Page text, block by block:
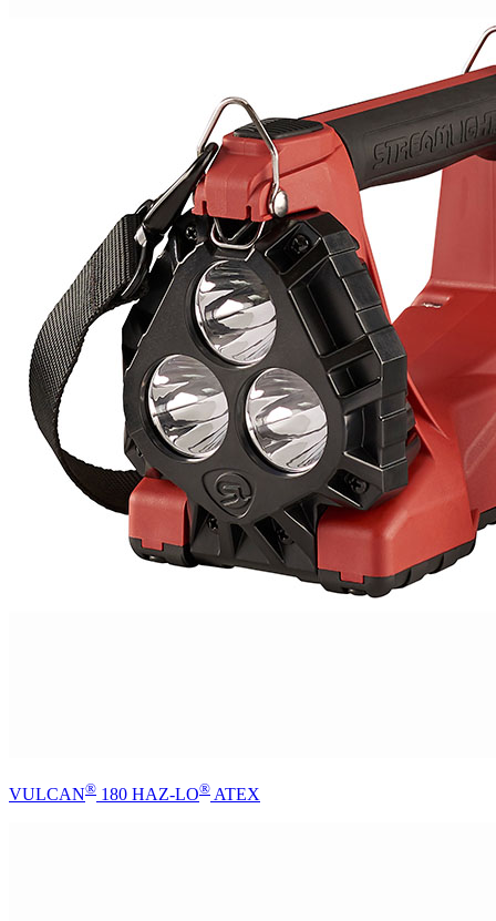
VULCAN® 180 HAZ-LO® ATEX